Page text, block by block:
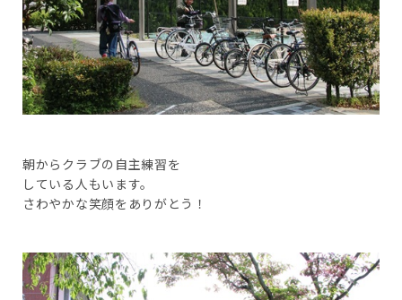
朝からクラブの自主練習を
している人もいます。
さわやかな笑顔をありがとう！